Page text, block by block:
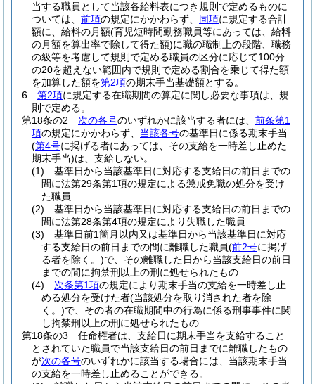
当する職員として当該各給料表につき規則で定めるものに
ついては、 前項の規定にかかわらず、 同項に規定する合計
額に、給料の月額(育児短時間勤務職員等にあっては、給料
の月額を算出率で除して得た額)に職の職制上の段階、職務
の級等を考慮して規則で定める職員の区分に応じて100分
の20を超えない範囲内で規則で定める割合を乗じて得た額
を加算した額を第2項の期末手当基礎額とする。
6
第2項に規定する在職期間の算定に関し必要な事項は、規
則で定める。
第18条の2
次の各号のいずれかに該当する者には、 前条第1
項の規定にかかわらず、 当該各号の基準日に係る期末手当
(第4号に掲げる者にあっては、その支給を一時差し止めた
期末手当)は、支給しない。
(1)
基準日から当該基準日に対応する支給日の前日までの
間に法第29条第1項の規定による懲戒免職の処分を受け
た職員
(2)
基準日から当該基準日に対応する支給日の前日までの
間に法第28条第4項の規定により失職した職員
(3)
基準日前1箇月以内又は基準日から当該基準日に対応
する支給日の前日までの間に離職した職員(前2号に掲げ
る者を除く。)で、その離職した日から当該支給日の前日
までの間に拘禁刑以上の刑に処せられたもの
(4)
次条第1項の規定により期末手当の支給を一時差し止
める処分を受けた者(当該処分を取り消された者を除
く。)で、その者の在職期間中の行為に係る刑事事件に関
し拘禁刑以上の刑に処せられたもの
第18条の3
任命権者は、支給日に期末手当を支給すること
とされていた職員で当該支給日の前日までに離職したもの
が次の各号のいずれかに該当する場合には、当該期末手当
の支給を一時差し止めることができる。